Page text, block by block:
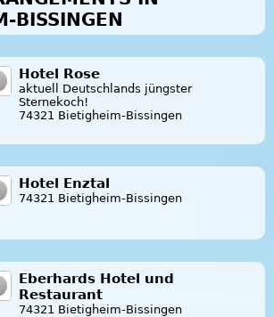
BISSINGEN
Hotel Rose
aktuell Deutschlands jüngster
Sternekoch!
74321 Bietigheim-Bissingen
Hotel Enztal
74321 Bietigheim-Bissingen
Eberhards Hotel und
Restaurant
74321 Bietigheim-Bissingen